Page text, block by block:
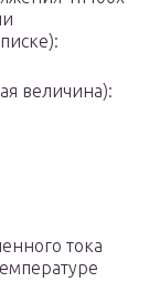
величина):
тока